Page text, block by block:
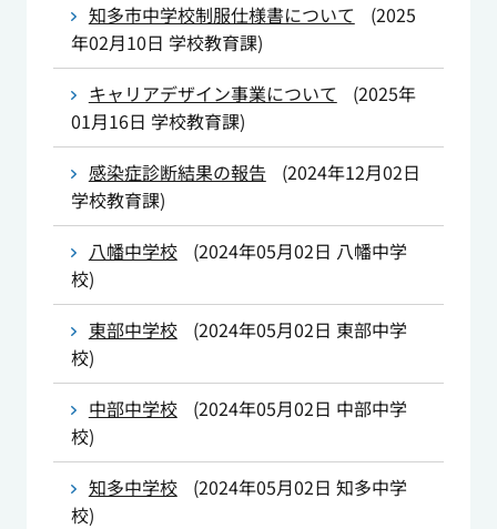
知多市中学校制服仕様書について
(2025
年02月10日 学校教育課)
キャリアデザイン事業について
(2025年
01月16日 学校教育課)
感染症診断結果の報告
(2024年12月02日
学校教育課)
八幡中学校
(2024年05月02日 八幡中学
校)
東部中学校
(2024年05月02日 東部中学
校)
中部中学校
(2024年05月02日 中部中学
校)
知多中学校
(2024年05月02日 知多中学
校)